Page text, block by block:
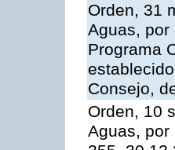
Orden, 31
Aguas,
Programa
Consejo,
Orden, 10
Aguas, por